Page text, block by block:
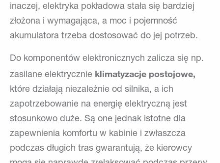
inaczej, elektryka pokładowa stała się bardziej
złożona i wymagająca, a moc i pojemność
akumulatora trzeba dostosować do jej potrzeb.
Do komponentów elektronicznych zalicza się np.
zasilane elektrycznie klimatyzacje postojowe,
które działają niezależnie od silnika, a ich
zapotrzebowanie na energię elektryczną jest
stosunkowo duże. Są one jednak istotne dla
zapewnienia komfortu w kabinie i zwłaszcza
podczas długich tras gwarantują, że kierowcy